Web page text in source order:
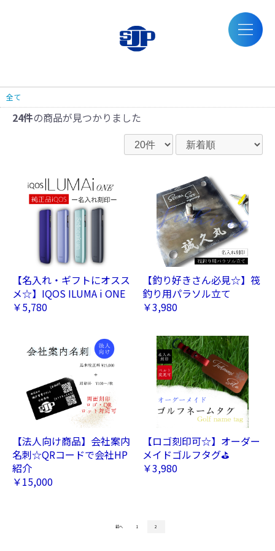
全て
24件の商品が見つかりました
【名入れ・ギフトにオスス
メ☆】IQOS ILUMA i ONE
￥5,780
【釣り好きさん必見☆】筏
釣り用パラソル立て
￥3,980
【法人向け商品】会社案内
名刺☆QRコードで会社HP
紹介
￥15,000
【ロゴ刻印可☆】オーダー
メイドゴルフタグ⛳
￥3,980
前へ 1 2